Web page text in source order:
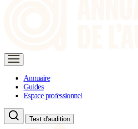
Annuaire
Guides
Espace professionnel
Test d'audition